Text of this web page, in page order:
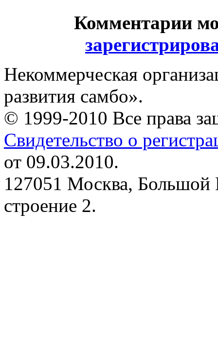
Комментарии
Некоммерческая
развития самбо».
© 1999-2010 Все права
Свидетельство о
от 09.03.2010.
127051 Москва, Большой
строение 2.